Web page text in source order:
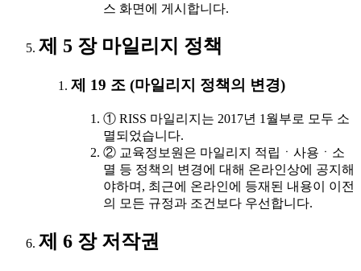
스 화면에 게시합니다.
제 5 장 마일리지 정책
제 19 조 (마일리지 정책의 변경)
① RISS 마일리지는 2017년 1월부로 모두 소
멸되었습니다.
② 교육정보원은 마일리지 적립ㆍ사용ㆍ소
멸 등 정책의 변경에 대해 온라인상에 공지해
야하며, 최근에 온라인에 등재된 내용이 이전
의 모든 규정과 조건보다 우선합니다.
제 6 장 저작권